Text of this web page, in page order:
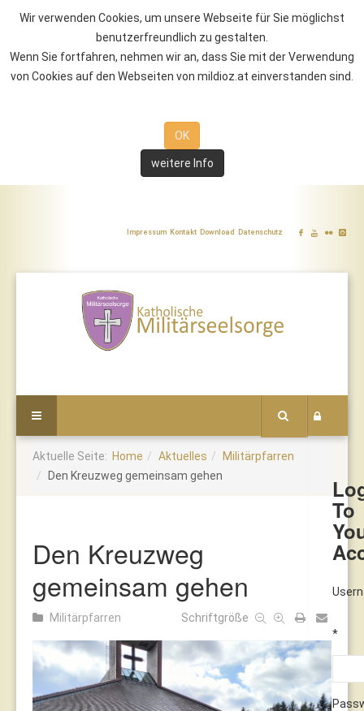
Wir verwenden Cookies, um unsere Webseite für Sie möglichst
benutzerfreundlich zu gestalten.
Wenn Sie fortfahren, nehmen wir an, dass Sie mit der Verwendung
von Cookies auf den Webseiten von mildioz.at einverstanden sind.
OK
weitere Info
Impressum Kontakt Download Datenschutz
To
*
Aktuelle Seite: Home Aktuelles
Militärpfarren
Den Kreuzweg gemeinsam gehen
Den Kreuzweg
gemeinsam gehen
Militärpfarren Schriftgröße